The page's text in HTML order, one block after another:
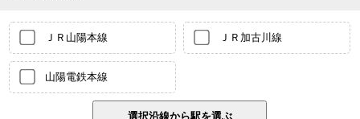
ＪＲ山陽本線 ＪＲ加古川線
山陽電鉄本線